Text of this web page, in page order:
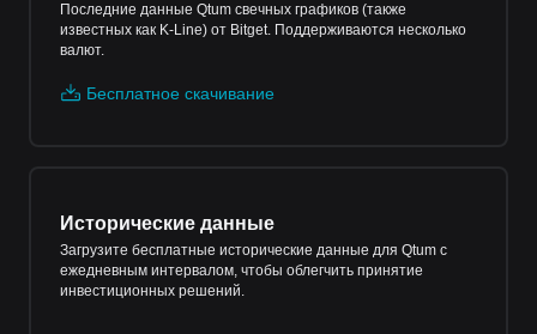
Последние данные Qtum свечных графиков (также
известных как K-Line) от Bitget. Поддерживаются несколько
валют.
Бесплатное скачивание
Исторические данные
Загрузите бесплатные исторические данные для Qtum с
ежедневным интервалом, чтобы облегчить принятие
инвестиционных решений.